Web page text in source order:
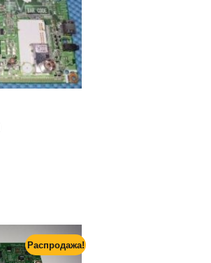
Распродажа!